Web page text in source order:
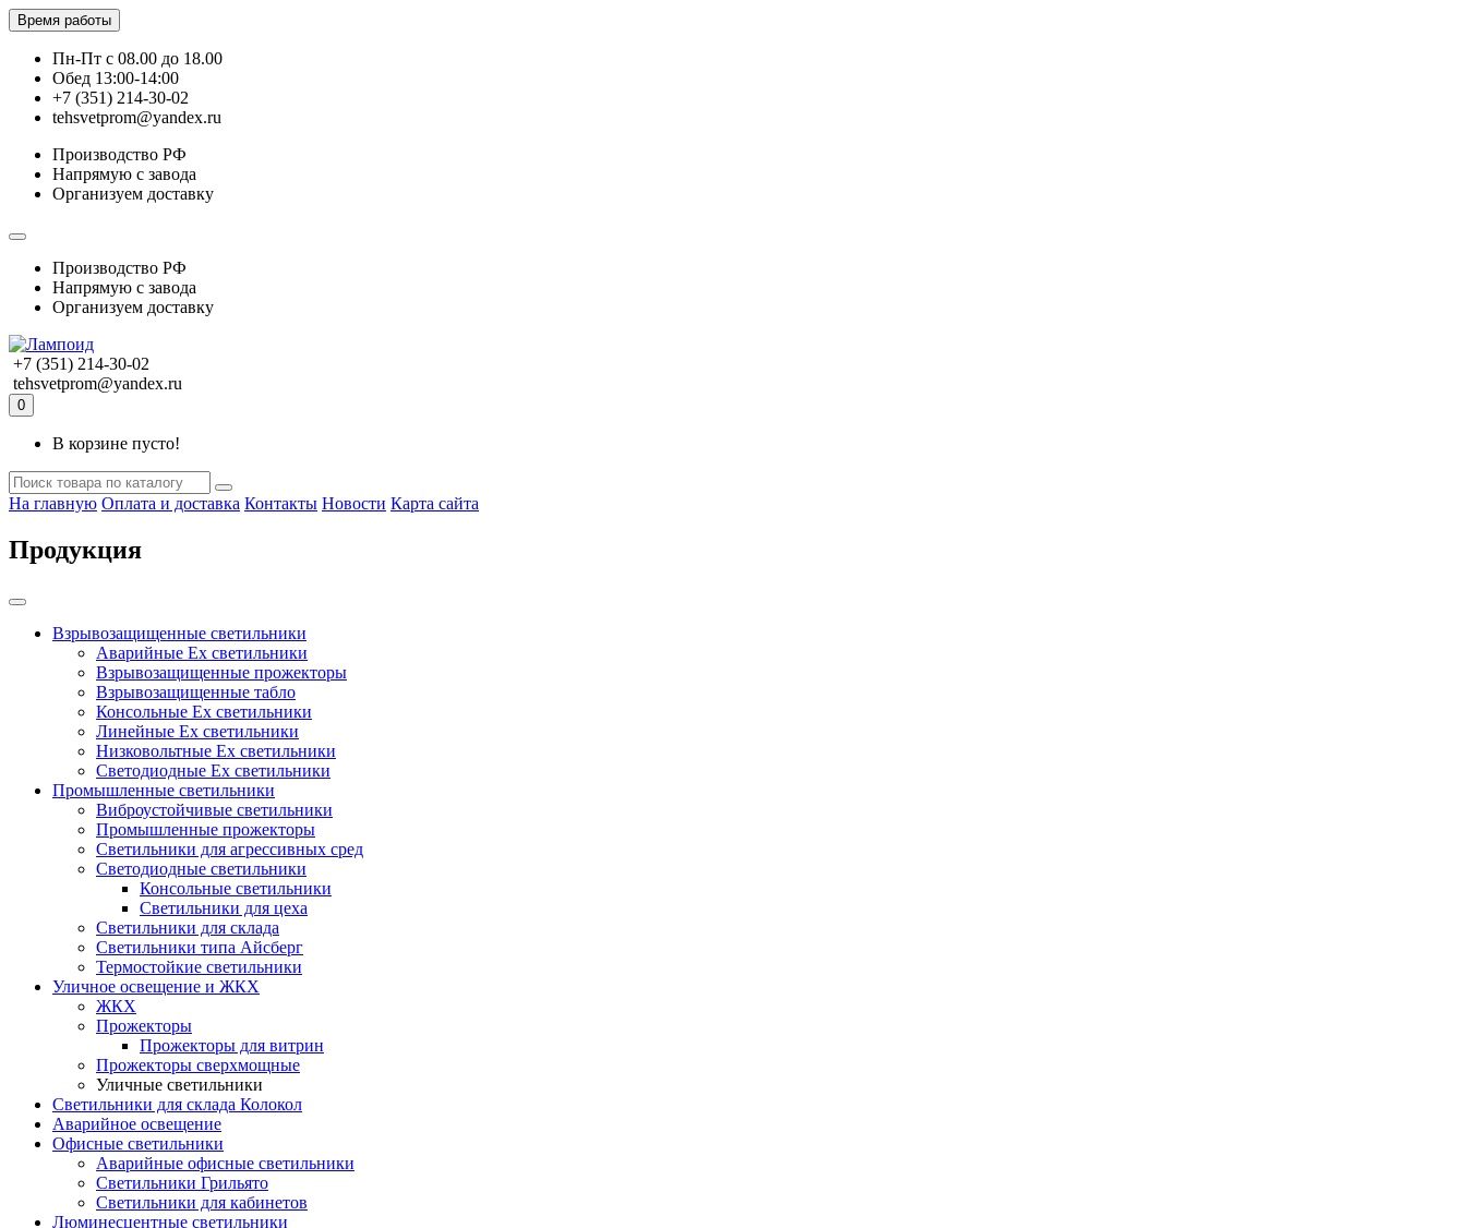
Время работы
Пн-Пт с 08.00 до 18.00
Обед 13:00-14:00
+7 (351) 214-30-02
tehsvetprom@yandex.ru
Производство РФ
Напрямую с завода
Организуем доставку
Производство РФ
Напрямую с завода
Организуем доставку
+7 (351) 214-30-02
tehsvetprom@yandex.ru
0
В корзине пусто!
На главную Оплата и доставка Контакты Новости Карта сайта
Продукция
Взрывозащищенные светильники
Аварийные Ex светильники
Взрывозащищенные прожекторы
Взрывозащищенные табло
Консольные Ех светильники
Линейные Ex светильники
Низковольтные Ex светильники
Светодиодные Ex светильники
Промышленные светильники
Виброустойчивые светильники
Промышленные прожекторы
Светильники для агрессивных сред
Светодиодные светильники
Консольные светильники
Светильники для цеха
Светильники для склада
Светильники типа Айсберг
Термостойкие светильники
Уличное освещение и ЖКХ
ЖКХ
Прожекторы
Прожекторы для витрин
Прожекторы сверхмощные
Уличные светильники
Светильники для склада Колокол
Аварийное освещение
Офисные светильники
Аварийные офисные светильники
Светильники Грильято
Светильники для кабинетов
Люминесцентные светильники